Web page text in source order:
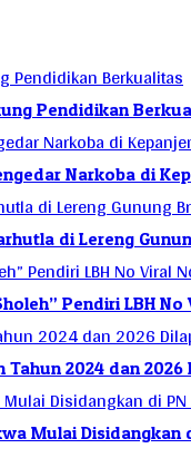
Pendidikan
Narkoba di
di Lereng
Pendiri LBH
2024 dan 2026
Mulai Disidangkan